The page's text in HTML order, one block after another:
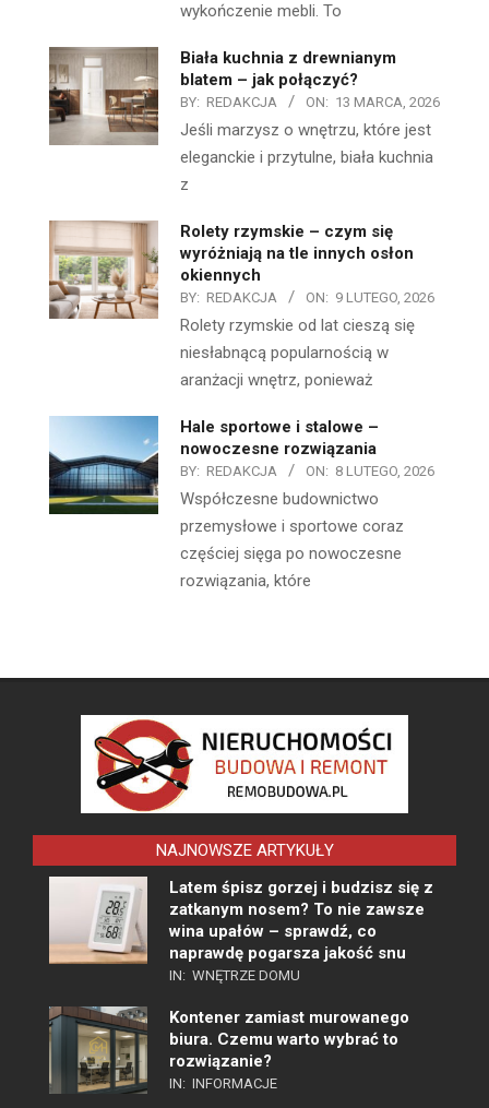
wykończenie mebli. To
Biała kuchnia z drewnianym
blatem – jak połączyć?
BY: REDAKCJA ON: 13 MARCA, 2026
Jeśli marzysz o wnętrzu, które jest
eleganckie i przytulne, biała kuchnia
z
Rolety rzymskie – czym się
wyróżniają na tle innych osłon
okiennych
BY: REDAKCJA ON: 9 LUTEGO, 2026
Rolety rzymskie od lat cieszą się
niesłabnącą popularnością w
aranżacji wnętrz, ponieważ
Hale sportowe i stalowe –
nowoczesne rozwiązania
BY: REDAKCJA ON: 8 LUTEGO, 2026
Współczesne budownictwo
przemysłowe i sportowe coraz
częściej sięga po nowoczesne
rozwiązania, które
NAJNOWSZE ARTYKUŁY
Latem śpisz gorzej i budzisz się z
zatkanym nosem? To nie zawsze
wina upałów – sprawdź, co
naprawdę pogarsza jakość snu
IN: WNĘTRZE DOMU
Kontener zamiast murowanego
biura. Czemu warto wybrać to
rozwiązanie?
IN: INFORMACJE